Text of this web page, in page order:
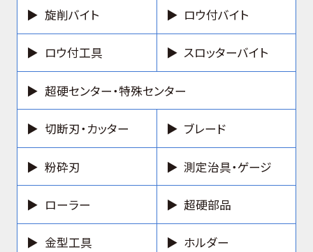
旋削バイト ロウ付バイト
ロウ付工具 スロッターバイト
超硬センター・特殊センター
切断刃・カッター ブレード
粉砕刃 測定治具・ゲージ
ローラー 超硬部品
金型工具 ホルダー